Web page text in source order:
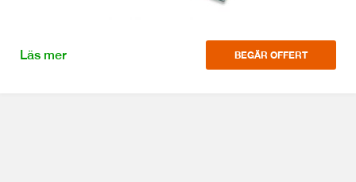
Läs mer BEGÄR OFFERT